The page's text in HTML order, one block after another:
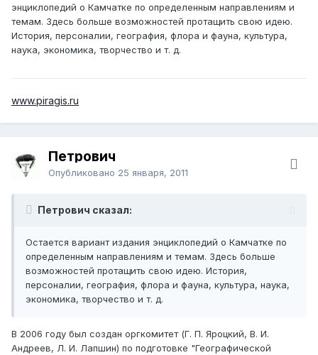
энциклопедий о Камчатке по определенным направлениям и
темам. Здесь больше возможностей протащить свою идею.
История, персоналии, география, флора и фауна, культура,
наука, экономика, творчество и т. д.
www.piragis.ru
Петрович
Опубликовано 25 января, 2011
Петрович сказал:
Остается вариант издания энциклопедий о Камчатке по
определенным направлениям и темам. Здесь больше
возможностей протащить свою идею. История,
персоналии, география, флора и фауна, культура, наука,
экономика, творчество и т. д.
В 2006 году был создан оргкомитет (Г. П. Яроцкий, В. И.
Андреев, Л. И. Лапшин) по подготовке "Географической